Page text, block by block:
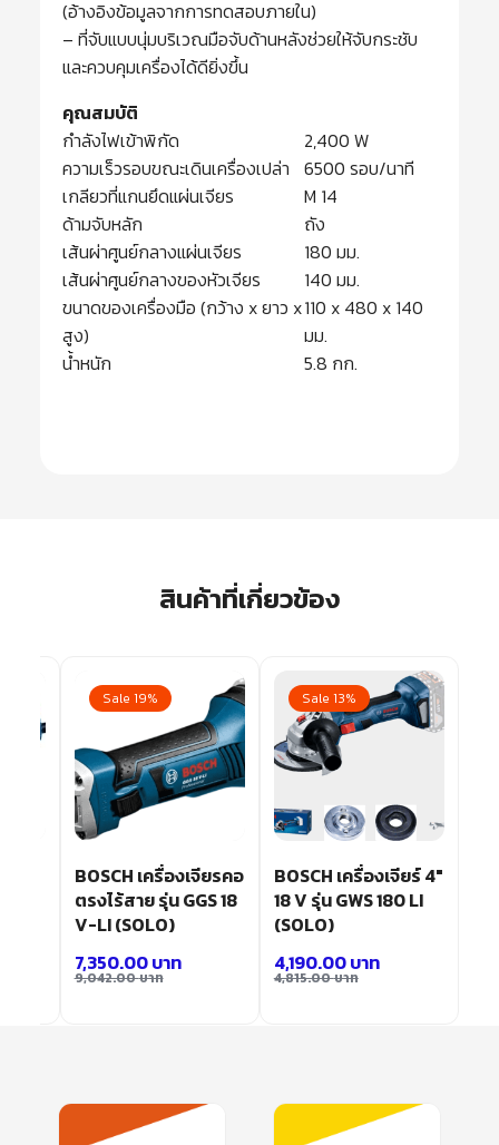
(อ้างอิงข้อมูลจากการทดสอบภายใน)
– ที่จับแบบนุ่มบริเวณมือจับด้านหลังช่วยให้จับกระชับ
และควบคุมเครื่องได้ดียิ่งขึ้น
คุณสมบัติ
กำลังไฟเข้าพิกัด
2,400 W
ความเร็วรอบขณะเดินเครื่องเปล่า 6500 รอบ/นาที
เกลียวที่แกนยึดแผ่นเจียร
M 14
ด้ามจับหลัก
ถัง
เส้นผ่าศูนย์กลางแผ่นเจียร
180 มม.
เส้นผ่าศูนย์กลางของหัวเจียร
140 มม.
ขนาดของเครื่องมือ (กว้าง x ยาว x
สูง)
110 x 480 x 140
มม.
น้ำหนัก
5.8 กก.
สินค้าที่เกี่ยวข้อง
Sale 19%
BOSCH เครื่องเจียรคอ
ตรงไร้สาย รุ่น GGS 18
V-LI (SOLO)
9,042.00บาท
7,350.00บาท
Sale 13%
BOSCH เครื่องเจียร์ 4″
18 V รุ่น GWS 180 LI
(SOLO)
4,815.00บาท
4,190.00บาท